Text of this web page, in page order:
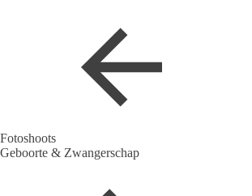
Fotoshoots
Geboorte & Zwangerschap